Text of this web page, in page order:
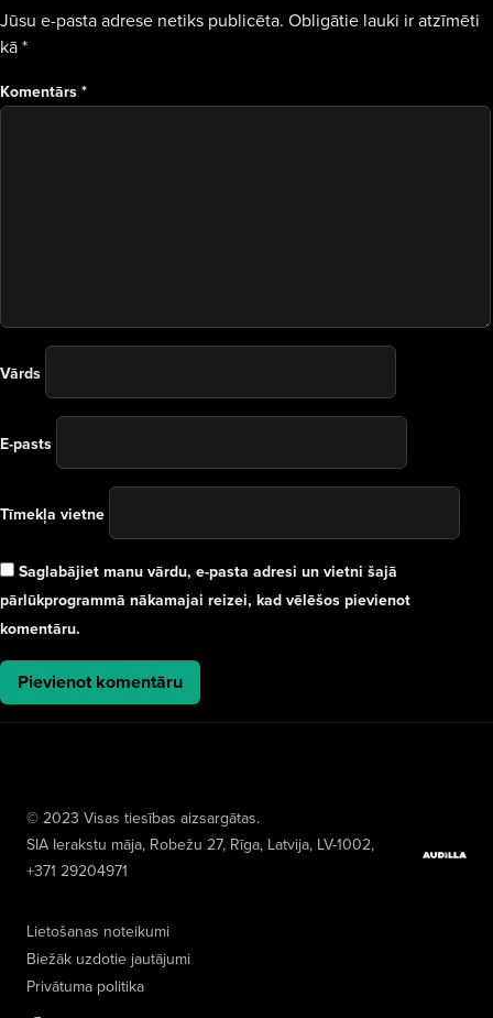
Jūsu e-pasta adrese netiks publicēta. Obligātie lauki ir atzīmēti
kā*
Komentārs*
Vārds
E-pasts
Tīmekļa vietne
Saglabājiet manu vārdu, e-pasta adresi un vietni šajā
pārlūkprogrammā nākamajai reizei, kad vēlēšos pievienot
komentāru.
Lietošanas noteikumi
Biežāk uzdotie jautājumi
Privātuma politika
© 2023 Visas tiesības aizsargātas.
SIA Ierakstu māja, Robežu 27, Rīga, Latvija, LV-1002,
+371 29204971